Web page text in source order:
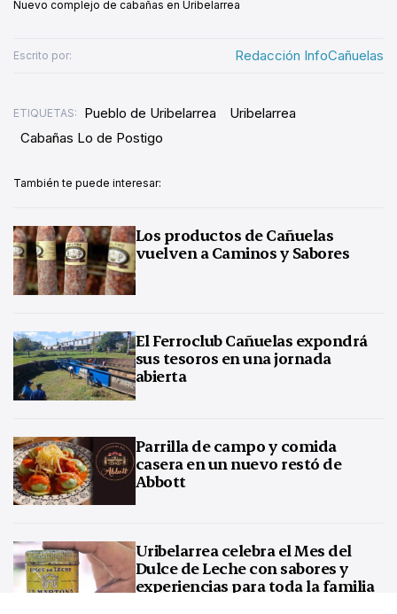
Nuevo complejo de cabañas en Uribelarrea
Escrito por: Redacción InfoCañuelas
ETIQUETAS: Pueblo de Uribelarrea
Uribelarrea
Cabañas Lo de Postigo
También te puede interesar:
Los productos de Cañuelas
vuelven a Caminos y Sabores
El Ferroclub Cañuelas expondrá
sus tesoros en una jornada
abierta
Parrilla de campo y comida
casera en un nuevo restó de
Abbott
Uribelarrea celebra el Mes del
Dulce de Leche con sabores y
experiencias para toda la familia